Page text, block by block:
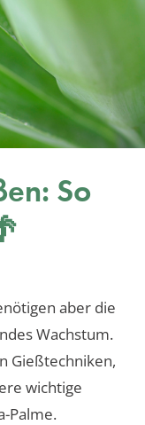
So
aber die
Wachstum.
Gießtechniken,
wichtige
Palme.